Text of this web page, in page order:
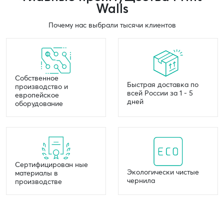
Walls
Почему нас выбрали тысячи клиентов
Собственное
производство и
европейское
оборудование
Быстрая доставка по
всей России за 1 - 5
дней
Сертифицирован ные
материалы в
производстве
Экологически чистые
чернила